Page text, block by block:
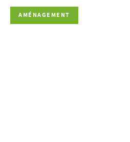
AMÉNAGEMENT